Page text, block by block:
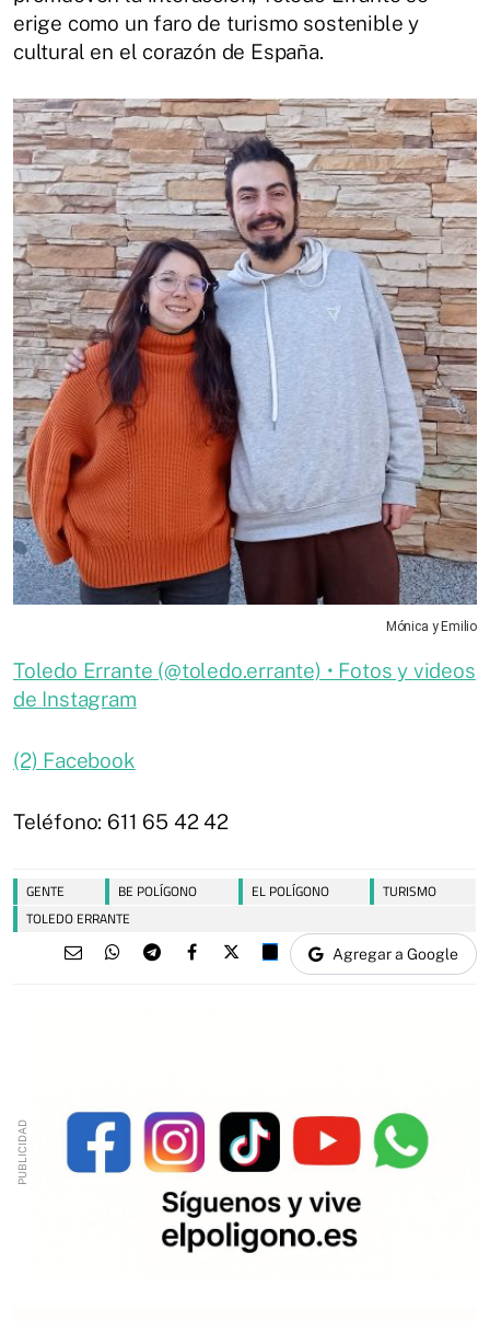
erige como un faro de turismo sostenible y
cultural en el corazón de España.
Mónica y Emilio
Toledo Errante (@toledo.errante) • Fotos y videos
de Instagram
(2) Facebook
Teléfono: 611 65 42 42
GENTE BE POLÍGONO EL POLÍGONO
TURISMO
TOLEDO ERRANTE
Agregar a Google